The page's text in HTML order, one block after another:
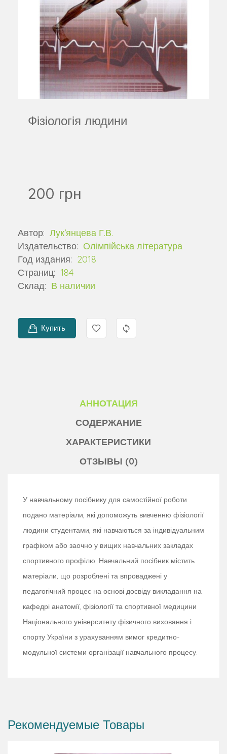
Фізіологія людини
200 грн
Автор: Лук’янцева Г.В.
Издательство: Олімпійська література
Год издания: 2018
Страниц: 184
Склад: В наличии
Купить
АННОТАЦИЯ
СОДЕРЖАНИЕ
ХАРАКТЕРИСТИКИ
ОТЗЫВЫ (0)
У навчальному посібнику для самостійної роботи
подано матеріали, які допоможуть вивченню фізіології
людини студентами, які навчаються за індивідуальним
графіком або заочно у вищих навчальних закладах
спортивного профілю. Навчальний посібник містить
матеріали, що розроблені та впроваджені у
педагогічний процес на основі досвіду викладання на
кафедрі анатомії, фізіології та спортивної медицини
Національного університету фізичного виховання і
спорту України з урахуванням вимог кредитно-
модульної системи організації навчального процесу.
Рекомендуемые Товары